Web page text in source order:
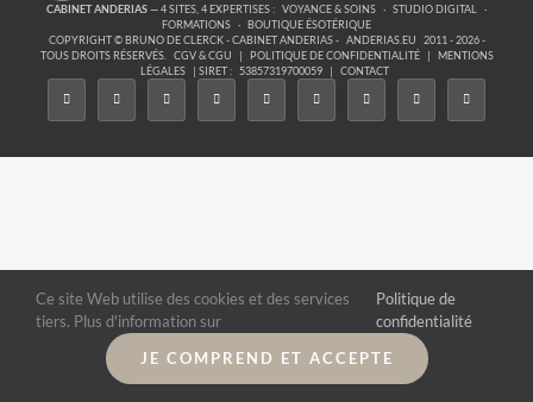
CABINET ANDERIAS— 4 SITES, 4 EXPERTISES : VOYANCE & SOINS · STUDIO DIGITAL
·
FORMATIONS · BOUTIQUE ÉSOTÉRIQUE
COPYRIGHT © BRUNO DE CLERCK - CABINET ANDERIAS - ANDERIAS.EU
2011 - 2026 -
TOUS DROITS RÉSERVÉS.
CGV & CGU | POLITIQUE DE CONFIDENTIALITÉ |
MENTIONS
LÉGALES
| SIRET : 53857319700059 | CONTACT
Ce site Web utilise des cookies et des services
tiers. Plus d'information sur
Politique de
confidentialité
JE COMPREND ET ACCEPTE